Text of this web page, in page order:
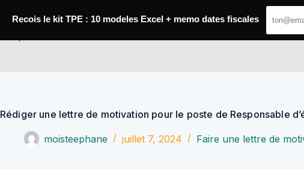
Rédiger une lettre de motivation pour le poste de Responsable
moisteephane juillet 7, 2024 Faire une lettre de
Recois le kit TPE : 10 modeles Excel + memo dates fiscales